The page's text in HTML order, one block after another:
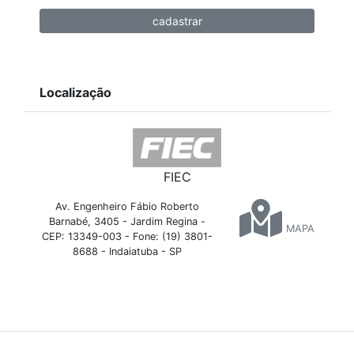
Localização
FIEC
Av. Engenheiro Fábio Roberto
Barnabé, 3405 - Jardim Regina -
CEP: 13349-003 - Fone: (19) 3801-
8688 - Indaiatuba - SP
MAPA